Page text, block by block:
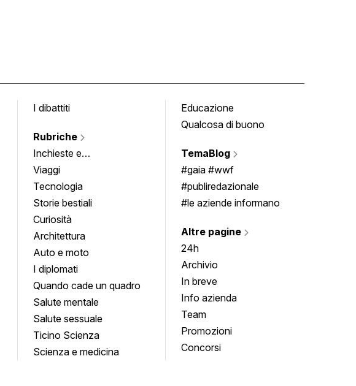
I dibattiti
Rubriche
Inchieste e
approfondimenti
Viaggi
Tecnologia
Storie bestiali
Curiosità
Architettura
Auto e moto
I diplomati
Quando cade un quadro
Salute mentale
Salute sessuale
Ticino Scienza
Scienza e medicina
Educazione
Qualcosa di buono
TemaBlog
#gaia #wwf
#publiredazionale
#le aziende informano
Altre pagine
24h
Archivio
In breve
Info azienda
Team
Promozioni
Concorsi